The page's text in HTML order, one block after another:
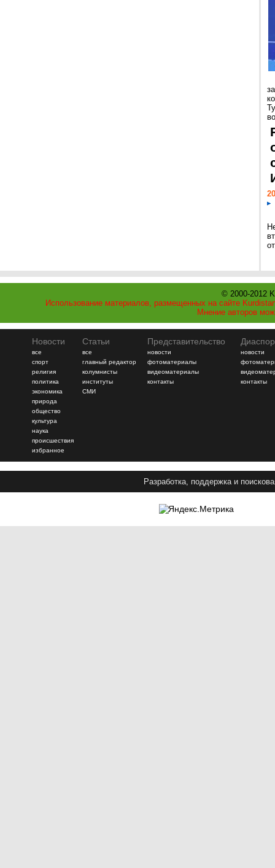
© 2000-2012
Использование материалов, размещенных на сайте
Мнение авторов
Новости
все
спорт
религия
политика
экономика
природа
общество
культура
наука
происшествия
избранное
Статьи
все
главный редактор
колумнисты
институты
СМИ
Представительство
новости
фотоматериалы
видеоматериалы
контакты
новости
контакты
Разработка, поддержка и